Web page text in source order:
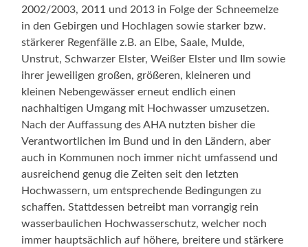
2002/2003, 2011 und 2013 in Folge der Schneemelze
in den Gebirgen und Hochlagen sowie starker bzw.
stärkerer Regenfälle z.B. an Elbe, Saale, Mulde,
Unstrut, Schwarzer Elster, Weißer Elster und Ilm sowie
ihrer jeweiligen großen, größeren, kleineren und
kleinen Nebengewässer erneut endlich einen
nachhaltigen Umgang mit Hochwasser umzusetzen.
Nach der Auffassung des AHA nutzten bisher die
Verantwortlichen im Bund und in den Ländern, aber
auch in Kommunen noch immer nicht umfassend und
ausreichend genug die Zeiten seit den letzten
Hochwassern, um entsprechende Bedingungen zu
schaffen. Stattdessen betreibt man vorrangig rein
wasserbaulichen Hochwasserschutz, welcher noch
immer hauptsächlich auf höhere, breitere und stärkere